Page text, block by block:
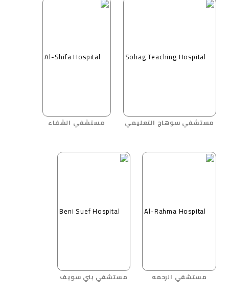
مستشفي سوهاج التعليمي مستشفي الشفاء
مستشفي الرحمه مستشفي بني سويف